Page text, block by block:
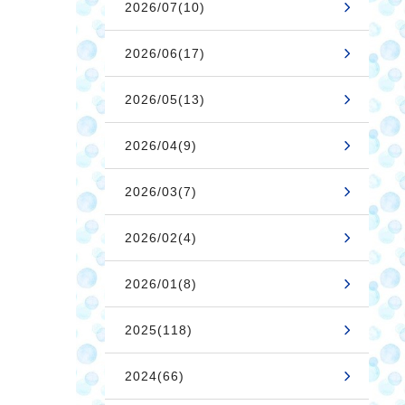
2026/07(10)
2026/06(17)
2026/05(13)
2026/04(9)
2026/03(7)
2026/02(4)
2026/01(8)
2025(118)
2024(66)